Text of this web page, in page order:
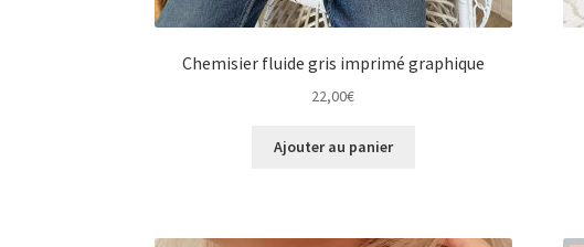
Chemisier fluide gris imprimé graphique
22,00€
Ajouter au panier